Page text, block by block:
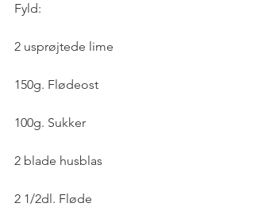
Fyld:
2 usprøjtede lime
150g. Flødeost
100g. Sukker
2 blade husblas
2 1/2dl. Fløde